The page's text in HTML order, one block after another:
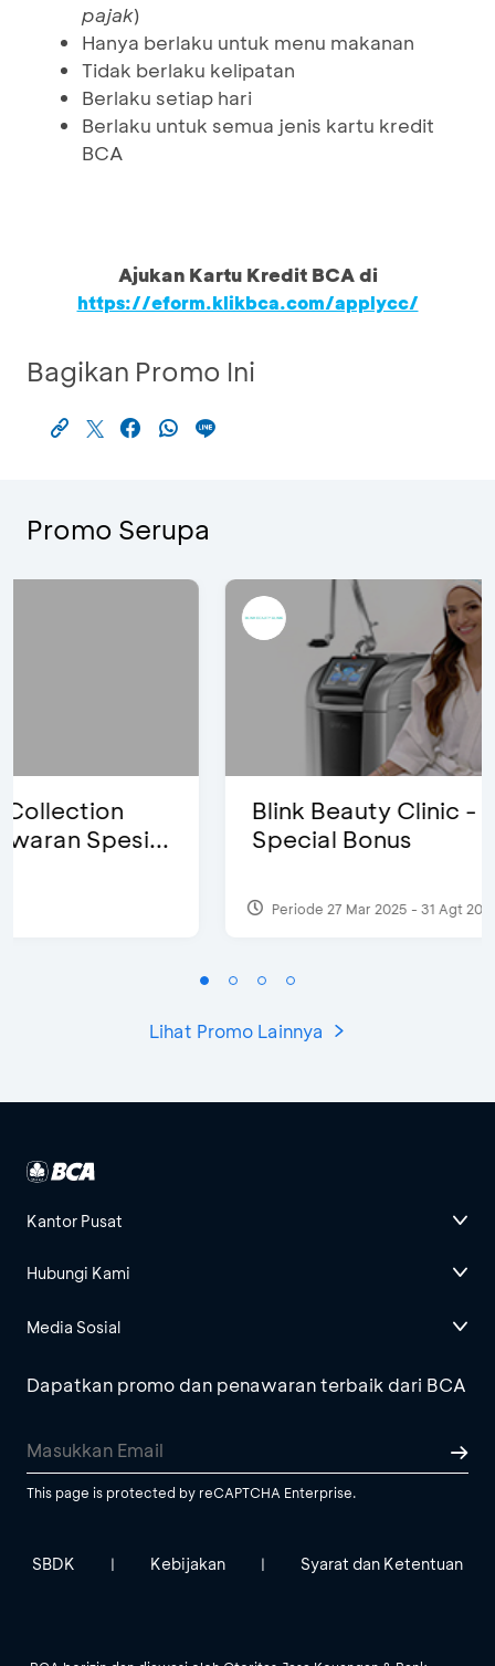
pajak)
Hanya berlaku untuk menu makanan
Tidak berlaku kelipatan
Berlaku setiap hari
Berlaku untuk semua jenis kartu kredit
BCA
Ajukan Kartu Kredit BCA di
https://eform.klikbca.com/applycc/
Bagikan Promo Ini
Promo Serupa
Blink Beauty Clinic - Diskon 25% &
Special Bonus
Periode 27 Mar 2025 - 31 Agt 2026
Lihat Promo Lainnya
Kantor Pusat
Hubungi Kami
Media Sosial
Dapatkan promo dan penawaran terbaik dari BCA
This page is protected by reCAPTCHA Enterprise.
SBDK | Kebijakan | Syarat dan Ketentuan